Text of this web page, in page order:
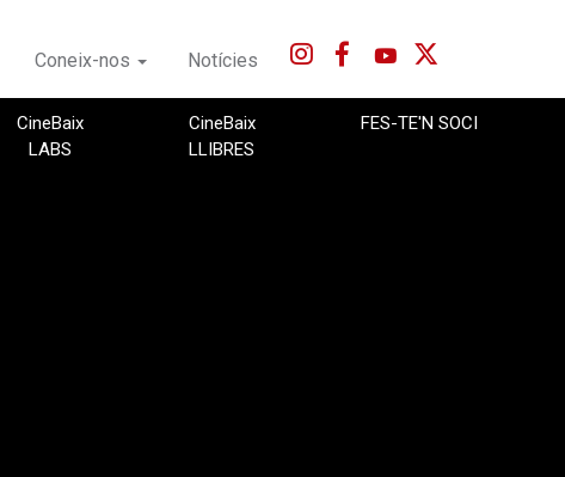
Coneix-nos Notícies
CineBaix
LABS
CineBaix
LLIBRES
FES-TE'N SOCI